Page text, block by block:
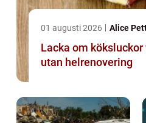
01 augusti 2026 Alice
Lacka om
utan helrenovering